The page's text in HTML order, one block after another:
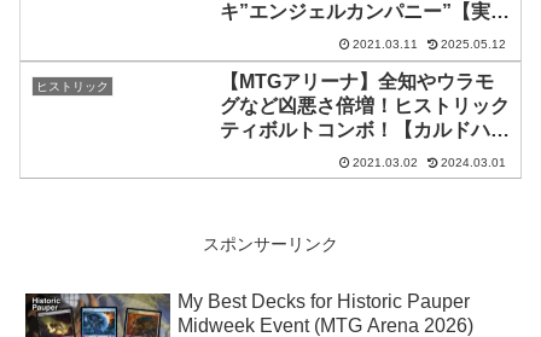
キ”エンジェルカンパニー”【実況
2021.03.11 2025.05.12
ヒストリック
【MTGアリーナ】全知やウラモ
グなど凶悪さ倍増！ヒストリック
ティボルトコンボ！【カルドハイ
2021.03.02 2024.03.01
スポンサーリンク
My Best Decks for Historic Pauper
Midweek Event (MTG Arena 2026)